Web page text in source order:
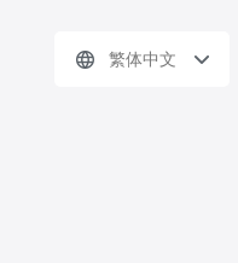
繁体中文